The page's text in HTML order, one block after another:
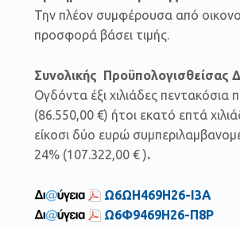
Την πλέον συμφέρουσα από
προσφορά βάσει τιμής.
Συνολικής Προϋπολογισθείσας
Ογδόντα έξι χιλιάδες πεντακόσια
(86.550,00 €) ήτοι εκατό επτά
είκοσι δύο ευρώ
24% (107.322,00 € ).
Ω6ΩΗ469Η26-Ι3Α
Ω6Φ9469Η26-Π8Ρ